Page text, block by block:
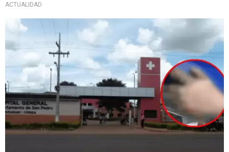
ACTUALIDAD
Inesperada situación